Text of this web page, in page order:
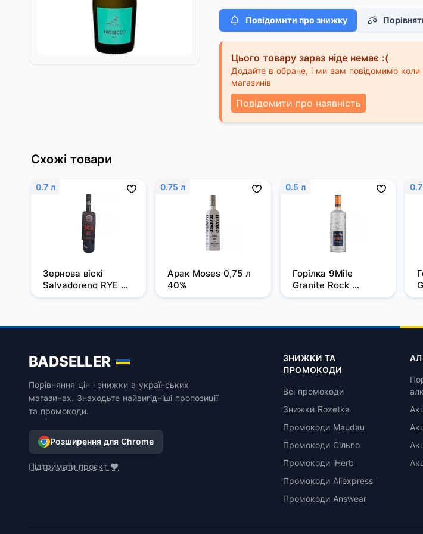
Повідомити про знижку
Цього товару зараз ніде немає :(
Додайте в обране, і ми вам повідомимо
магазинів
Повідомити про наявність
Схожі товари
0.7 л
Зернова віскі
Salvadoreno RYE
0,7л 50%
0.75 л
Арак Moses 0,75 л
40%
0.5 л
Горілка 9Mile
Granite Rock
Filtered 0,5л, 37,5%
BADSELLER
Порівняння цін і знижки в українських
магазинах. Знаходьте найвигідніші пропозиції
та промокоди.
Розширення для Chrome
Підтримати проєкт ❤️
ЗНИЖКИ ТА
ПРОМОКОДИ
Всі промокоди
Знижки Rozetka
Промокоди Maudau
Промокоди Сільпо
Промокоди iHerb
Промокоди Aliexpress
Промокоди Answear